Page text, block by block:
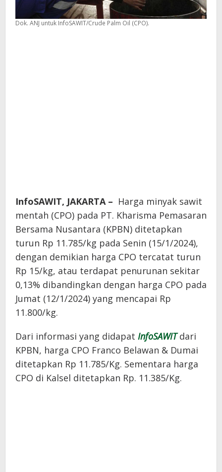
Dok. ANJ untuk InfoSAWIT/Crude Palm Oil (CPO).
InfoSAWIT, JAKARTA – Harga minyak sawit
mentah (CPO) pada PT. Kharisma Pemasaran
Bersama Nusantara (KPBN) ditetapkan
turun Rp 11.785/kg pada Senin (15/1/2024),
dengan demikian harga CPO tercatat turun
Rp 15/kg, atau terdapat penurunan sekitar
0,13% dibandingkan dengan harga CPO pada
Jumat (12/1/2024) yang mencapai Rp
11.800/kg.
Dari informasi yang didapat InfoSAWIT dari
KPBN, harga CPO Franco Belawan & Dumai
ditetapkan Rp 11.785/Kg. Sementara harga
CPO di Kalsel ditetapkan Rp. 11.385/Kg.